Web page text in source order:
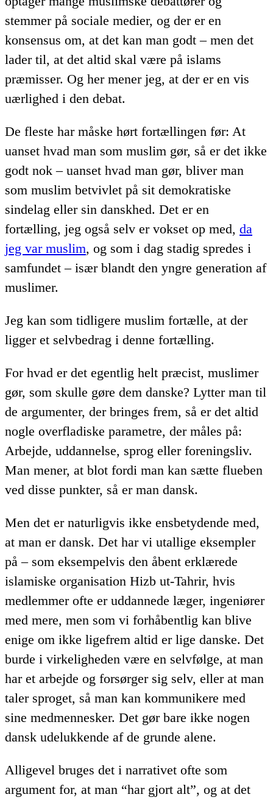
stemmer på sociale medier, og der er en
konsensus om, at det kan man godt – men det
lader til, at det altid skal være på islams
præmisser. Og her mener jeg, at der er en vis
uærlighed i den debat.
De fleste har måske hørt fortællingen før: At
uanset hvad man som muslim gør, så er det ikke
godt nok – uanset hvad man gør, bliver man
som muslim betvivlet på sit demokratiske
sindelag eller sin danskhed. Det er en
fortælling, jeg også selv er vokset op med, da
jeg var muslim, og som i dag stadig spredes i
samfundet – især blandt den yngre generation af
muslimer.
Jeg kan som tidligere muslim fortælle, at der
ligger et selvbedrag i denne fortælling.
For hvad er det egentlig helt præcist, muslimer
gør, som skulle gøre dem danske? Lytter man til
de argumenter, der bringes frem, så er det altid
nogle overfladiske parametre, der måles på:
Arbejde, uddannelse, sprog eller foreningsliv.
Man mener, at blot fordi man kan sætte flueben
ved disse punkter, så er man dansk.
Men det er naturligvis ikke ensbetydende med,
at man er dansk. Det har vi utallige eksempler
på – som eksempelvis den åbent erklærede
islamiske organisation Hizb ut-Tahrir, hvis
medlemmer ofte er uddannede læger, ingeniører
med mere, men som vi forhåbentlig kan blive
enige om ikke ligefrem altid er lige danske. Det
burde i virkeligheden være en selvfølge, at man
har et arbejde og forsørger sig selv, eller at man
taler sproget, så man kan kommunikere med
sine medmennesker. Det gør bare ikke nogen
dansk udelukkende af de grunde alene.
Alligevel bruges det i narrativet ofte som
argument for, at man “har gjort alt”, og at det